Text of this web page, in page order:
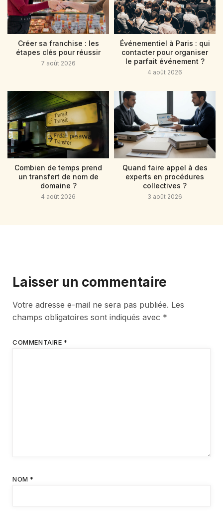
Créer sa franchise : les
étapes clés pour réussir
7 août 2026
Événementiel à Paris : qui
contacter pour organiser
le parfait événement ?
4 août 2026
Combien de temps prend
un transfert de nom de
domaine ?
4 août 2026
Quand faire appel à des
experts en procédures
collectives ?
3 août 2026
Laisser un commentaire
Votre adresse e-mail ne sera pas publiée. Les
champs obligatoires sont indiqués avec *
COMMENTAIRE*
NOM*